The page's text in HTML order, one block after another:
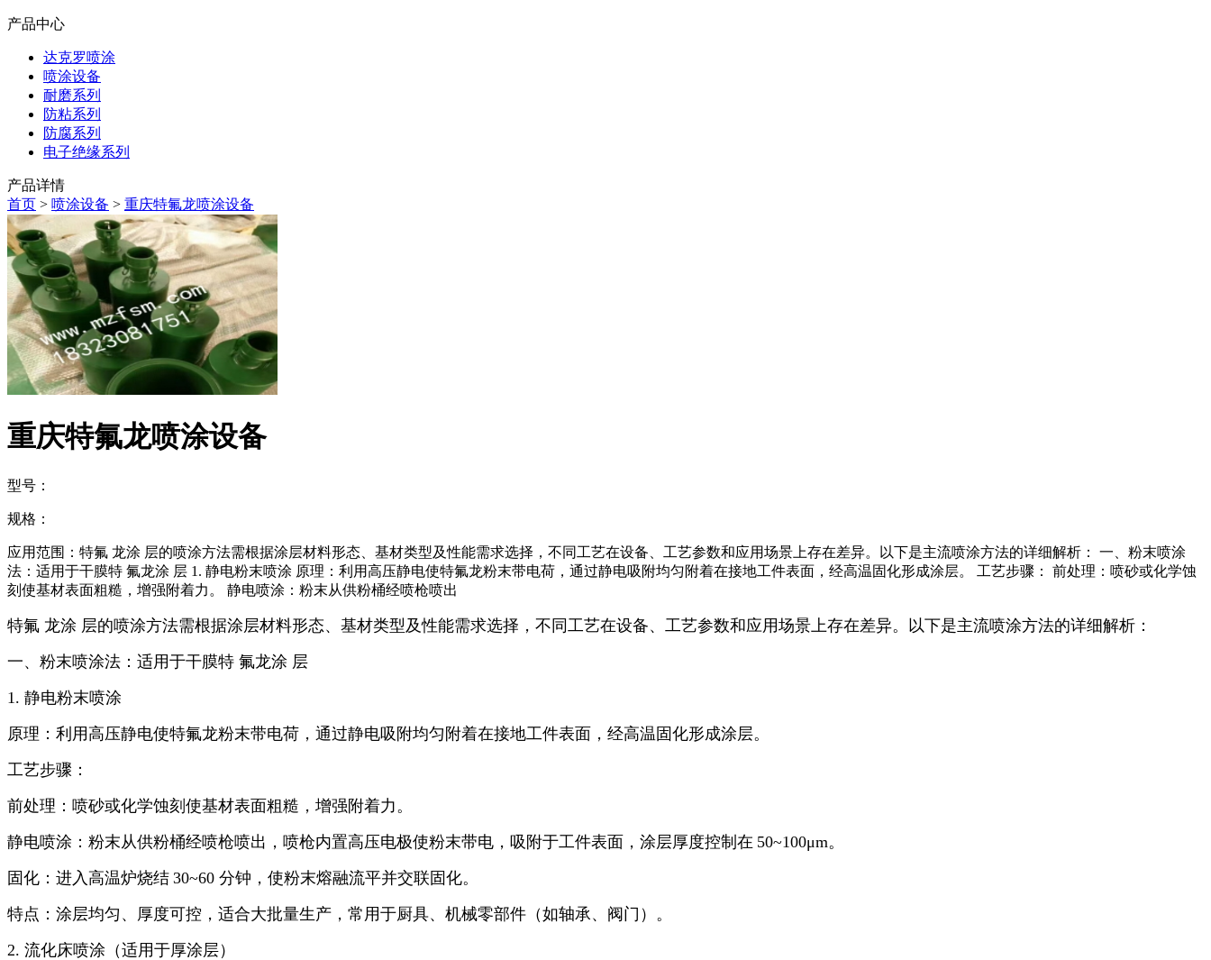
产品中心
达克罗喷涂
喷涂设备
耐磨系列
防粘系列
防腐系列
电子绝缘系列
产品详情
首页 > 喷涂设备 > 重庆特氟龙喷涂设备
重庆特氟龙喷涂设备
型号：
规格：
应用范围：特氟 龙涂 层的喷涂方法需根据涂层材料形态、基材类型及性能需求选择，不同工艺在设备、工艺参数和应用场景上存在差异。以下是主流喷涂方法的详细解析： 一、粉末喷涂
法：适用于干膜特 氟龙涂 层 1. 静电粉末喷涂 原理：利用高压静电使特氟龙粉末带电荷，通过静电吸附均匀附着在接地工件表面，经高温固化形成涂层。 工艺步骤： 前处理：喷砂或化学蚀
刻使基材表面粗糙，增强附着力。 静电喷涂：粉末从供粉桶经喷枪喷出
特氟 龙涂 层的喷涂方法需根据涂层材料形态、基材类型及性能需求选择，不同工艺在设备、工艺参数和应用场景上存在差异。以下是主流喷涂方法的详细解析：
一、粉末喷涂法：适用于干膜特 氟龙涂 层
1. 静电粉末喷涂
原理：利用高压静电使特氟龙粉末带电荷，通过静电吸附均匀附着在接地工件表面，经高温固化形成涂层。
工艺步骤：
前处理：喷砂或化学蚀刻使基材表面粗糙，增强附着力。
静电喷涂：粉末从供粉桶经喷枪喷出，喷枪内置高压电极使粉末带电，吸附于工件表面，涂层厚度控制在 50~100μm。
固化：进入高温炉烧结 30~60 分钟，使粉末熔融流平并交联固化。
特点：涂层均匀、厚度可控，适合大批量生产，常用于厨具、机械零部件（如轴承、阀门）。
2. 流化床喷涂（适用于厚涂层）